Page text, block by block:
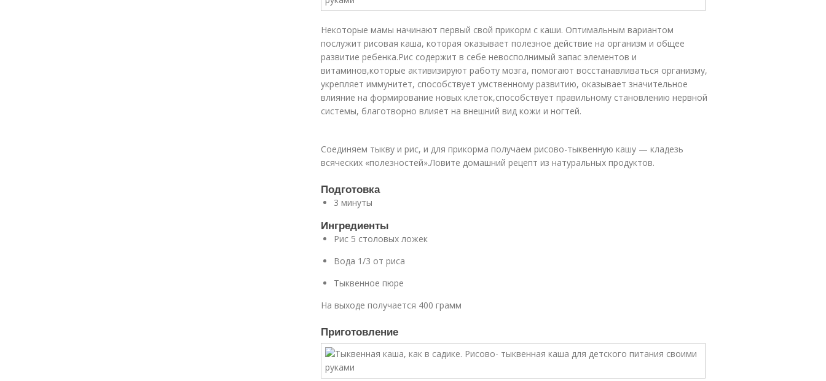
Некоторые мамы начинают первый свой прикорм с каши. Оптимальным вариантом
послужит рисовая каша, которая оказывает полезное действие на организм и общее
развитие ребенка.Рис содержит в себе невосполнимый запас элементов и
витаминов,которые активизируют работу мозга, помогают восстанавливаться организму,
укрепляет иммунитет, способствует умственному развитию, оказывает значительное
влияние на формирование новых клеток,способствует правильному становлению нервной
системы, благотворно влияет на внешний вид кожи и ногтей.
Соединяем тыкву и рис, и для прикорма получаем рисово-тыквенную кашу — кладезь
всяческих «полезностей».Ловите домашний рецепт из натуральных продуктов.
Подготовка
3 минуты
Ингредиенты
Рис 5 столовых ложек
Вода 1/3 от риса
Тыквенное пюре
На выходе получается 400 грамм
Приготовление